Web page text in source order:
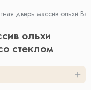
дверь массив ольхи
ольхи
стеклом